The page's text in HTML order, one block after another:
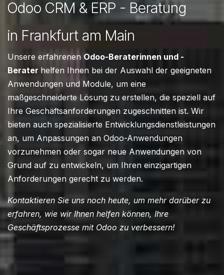
Odoo CRM & ERP - Beratung
in Frankfurt am Main
Unsere erfahrenen Odoo-Beraterinnen und -
Berater helfen Ihnen bei der Auswahl der geeigneten
Anwendungen und Module, um eine
maßgeschneiderte Lösung zu erstellen, die speziell auf
Ihre Geschäftsanforderungen zugeschnitten ist. Wir
bieten auch spezialisierte Entwicklungsdienstleistungen
an, um Anpassungen an Odoo-Anwendungen
vorzunehmen oder sogar neue Anwendungen von
Grund auf zu entwickeln, um Ihren einzigartigen
Anforderungen gerecht zu werden.
Kontaktieren Sie uns noch heute, um mehr darüber zu
erfahren, wie wir Ihnen helfen können, Ihre
Geschäftsprozesse mit Odoo zu verbessern!